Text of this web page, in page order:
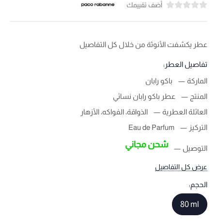
أضف تقييمك
عطر يكشفت الأنوثة من خلال كل التفاصيل
تفاصيل العطر:
الماركة
باكو رابان
المنتج
عطر باكو رابان نسائي
العائلة العطرية
الذواقة، الفواكه، الأزهار
التركيز
Eau de Parfum
التوصيل شحن مجاني
عرض كل التفاصيل
الحجم:
80 ml